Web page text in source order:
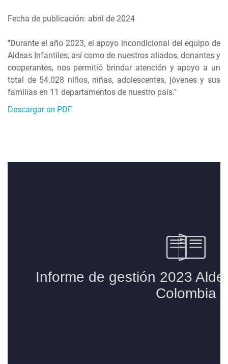
Fecha de publicación: abril de 2024
"Durante el año 2023, el apoyo incondicional del equipo de
Aldeas Infantiles, así como de nuestros aliados, donantes y
cooperantes, nos permitió brindar atención y apoyo a un
total de 54.028 niños, niñas, adolescentes, jóvenes y sus
familias en 11 departamentos de nuestro país."
Descargar en PDF